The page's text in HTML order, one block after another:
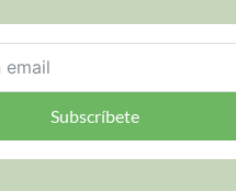
Subscríbete